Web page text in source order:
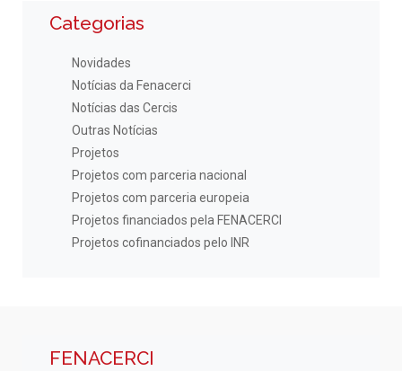
Categorias
Novidades
Notícias da Fenacerci
Notícias das Cercis
Outras Notícias
Projetos
Projetos com parceria nacional
Projetos com parceria europeia
Projetos financiados pela FENACERCI
Projetos cofinanciados pelo INR
FENACERCI